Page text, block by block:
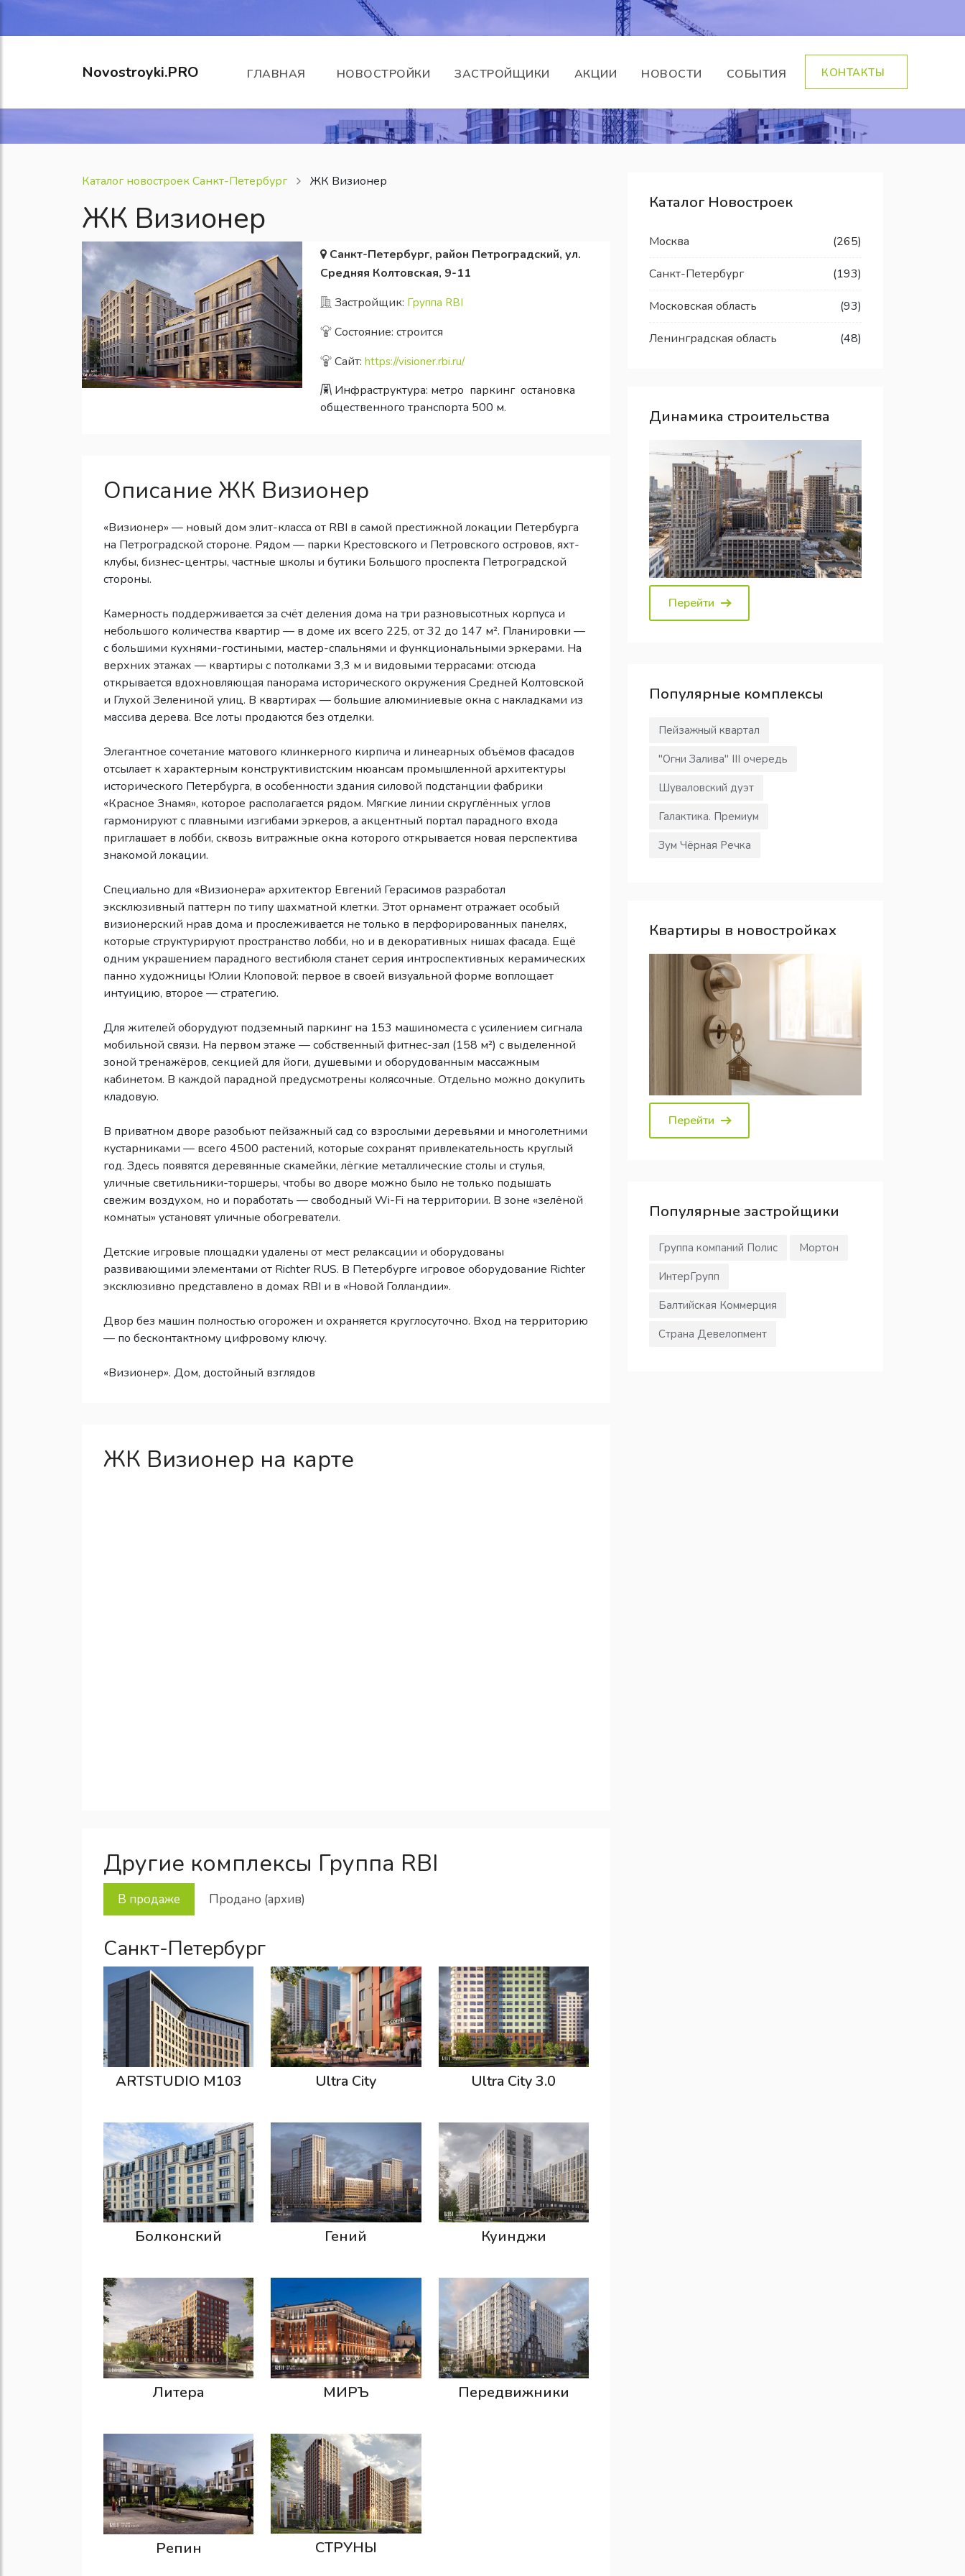
Novostroyki.PRO ГЛАВНАЯ НОВОСТРОЙКИ ЗАСТРОЙЩИКИ АКЦИИ НОВОСТИ СОБЫТИЯ КОНТАКТЫ
Каталог новостроек Санкт-Петербург ЖК Визионер
ЖК Визионер
Санкт-Петербург, район Петроградский, ул.
Средняя Колтовская, 9-11
Застройщик: Группа RBI
Состояние: строится
Сайт: https://visioner.rbi.ru/
Инфраструктура: метро паркинг остановка
общественного транспорта 500 м.
Описание ЖК Визионер
«Визионер» — новый дом элит-класса от RBI в самой престижной локации Петербурга
на Петроградской стороне. Рядом — парки Крестовского и Петровского островов, яхт-
клубы, бизнес-центры, частные школы и бутики Большого проспекта Петроградской
стороны.
Камерность поддерживается за счёт деления дома на три разновысотных корпуса и
небольшого количества квартир — в доме их всего 225, от 32 до 147 м². Планировки —
с большими кухнями-гостиными, мастер-спальнями и функциональными эркерами. На
верхних этажах — квартиры с потолками 3,3 м и видовыми террасами: отсюда
открывается вдохновляющая панорама исторического окружения Средней Колтовской
и Глухой Зелениной улиц. В квартирах — большие алюминиевые окна с накладками из
массива дерева. Все лоты продаются без отделки.
Элегантное сочетание матового клинкерного кирпича и линеарных объёмов фасадов
отсылает к характерным конструктивистским нюансам промышленной архитектуры
исторического Петербурга, в особенности здания силовой подстанции фабрики
«Красное Знамя», которое располагается рядом. Мягкие линии скруглённых углов
гармонируют с плавными изгибами эркеров, а акцентный портал парадного входа
приглашает в лобби, сквозь витражные окна которого открывается новая перспектива
знакомой локации.
Специально для «Визионера» архитектор Евгений Герасимов разработал
эксклюзивный паттерн по типу шахматной клетки. Этот орнамент отражает особый
визионерский нрав дома и прослеживается не только в перфорированных панелях,
которые структурируют пространство лобби, но и в декоративных нишах фасада. Ещё
одним украшением парадного вестибюля станет серия интроспективных керамических
панно художницы Юлии Клоповой: первое в своей визуальной форме воплощает
интуицию, второе — стратегию.
Для жителей оборудуют подземный паркинг на 153 машиноместа с усилением сигнала
мобильной связи. На первом этаже — собственный фитнес-зал (158 м²) с выделенной
зоной тренажёров, секцией для йоги, душевыми и оборудованным массажным
кабинетом. В каждой парадной предусмотрены колясочные. Отдельно можно докупить
кладовую.
В приватном дворе разобьют пейзажный сад со взрослыми деревьями и многолетними
кустарниками — всего 4500 растений, которые сохранят привлекательность круглый
год. Здесь появятся деревянные скамейки, лёгкие металлические столы и стулья,
уличные светильники-торшеры, чтобы во дворе можно было не только подышать
свежим воздухом, но и поработать — свободный Wi-Fi на территории. В зоне «зелёной
комнаты» установят уличные обогреватели.
Детские игровые площадки удалены от мест релаксации и оборудованы
развивающими элементами от Richter RUS. В Петербурге игровое оборудование Richter
эксклюзивно представлено в домах RBI и в «Новой Голландии».
Двор без машин полностью огорожен и охраняется круглосуточно. Вход на территорию
— по бесконтактному цифровому ключу.
«Визионер». Дом, достойный взглядов
ЖК Визионер на карте
Другие комплексы Группа RBI
В продаже Продано (архив)
Санкт-Петербург
ARTSTUDIO М103 Ultra City Ultra City 3.0
Болконский Гений Куинджи
Литера МИРЪ Передвижники
Репин СТРУНЫ
Каталог Новостроек
Москва (265)
Санкт-Петербург (193)
Московская область (93)
Ленинградская область (48)
Динамика строительства
Перейти
Популярные комплексы
Пейзажный квартал
"Огни Залива" III очередь
Шуваловский дуэт
Галактика. Премиум
Зум Чёрная Речка
Квартиры в новостройках
Перейти
Популярные застройщики
Группа компаний Полис
Мортон
ИнтерГрупп
Балтийская Коммерция
Страна Девелопмент